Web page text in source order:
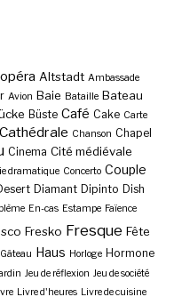
Altstadt Ambassade
Avion Baie Bataille Bateau
Büste Café Cake Carte
Cathédrale Chanson Chapel
Cinema Cité médiévale
dramatique Concerto Couple
Diamant Dipinto Dish
En-cas Estampe Faïence
Fresko Fresque Fête
Gâteau Haus Horloge Hormone
Jeu de réflexion Jeu de société
Livre d'heures Livre de cuisine